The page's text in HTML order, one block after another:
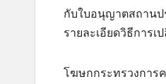
กับใบอนุญาตสถานป
รายละเอียดวิธีการ
โฆษกกระทรวงการ